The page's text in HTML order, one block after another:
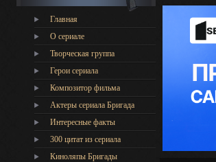
Главная
О сериале
Творческая группа
Герои сериала
Композитор фильма
Актеры сериала Бригада
Интересные факты
300 цитат из сериала
Киноляпы Бригады